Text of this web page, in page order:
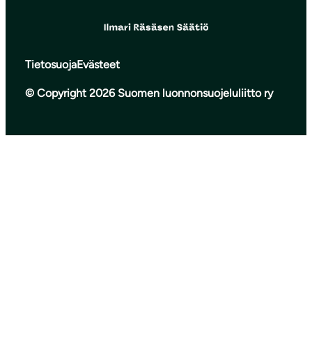
TietosuojaEvästeet
© Copyright 2026 Suomen luonnonsuojeluliitto ry